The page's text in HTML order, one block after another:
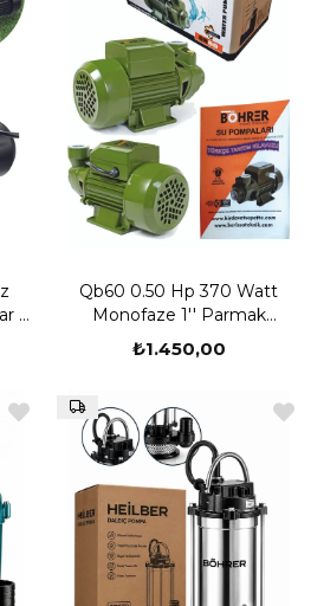
8
Qb60 0.50 Hp 370 Watt
Monofaze 1'' Parmak
Preferikal Sürtme Fanlı
Santrifüj Su Pompası
₺1.450,00